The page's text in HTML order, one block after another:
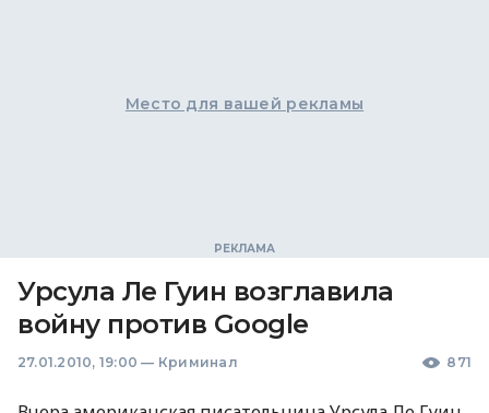
Место для вашей рекламы
Урсула Ле Гуин возглавила
войну против Google
27.01.2010, 19:00 — Криминал 871